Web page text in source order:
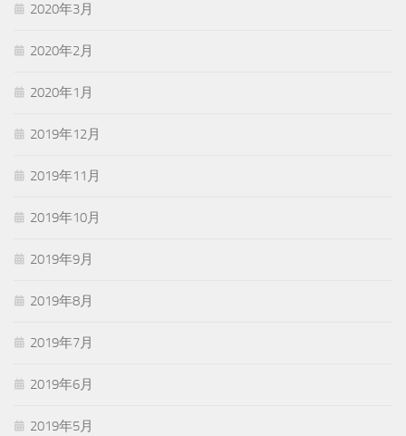
2020年3月
2020年2月
2020年1月
2019年12月
2019年11月
2019年10月
2019年9月
2019年8月
2019年7月
2019年6月
2019年5月